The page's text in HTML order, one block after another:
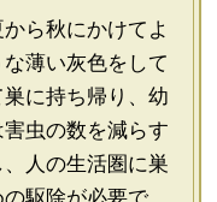
ら秋にかけてよ
薄い灰色をして
に持ち帰り、幼
虫の数を減らす
人の生活圏に巣